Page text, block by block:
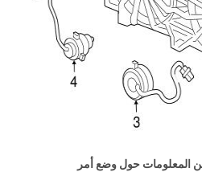
المعلومات حول وضع أمر